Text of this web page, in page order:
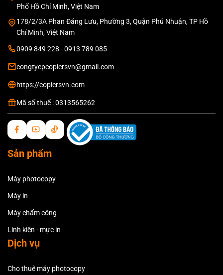
Phố Hồ Chí Minh, Việt Nam
178/2/3A Phan Đăng Lưu, Phường 3, Quận Phú Nhuận, TP Hồ
Chí Minh, Việt Nam
0909 849 228 - 0913 789 085
congtycpcopiersvn@gmail.com
https://copiersvn.com
Mã số thuế : 0313565262
Sản phẩm
Máy photocopy
Máy in
Máy chấm công
Linh kiện - mực in
Dịch vụ
Cho thuê máy photocopy